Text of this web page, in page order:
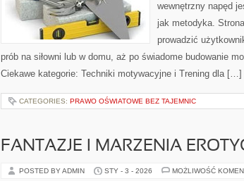
wewnętrzny napęd
jak metodyka.
prowadzić
prób na siłowni lub w domu, aż po świadome budowanie
Ciekawe kategorie: Techniki motywacyjne i Trening dla […]
CATEGORIES: PRAWO OŚWIATOWE BEZ TAJEMNIC
FANTAZJE I MARZENIA
POSTED BY ADMIN STY - 3 - 2026 MOŻLIWOŚĆ